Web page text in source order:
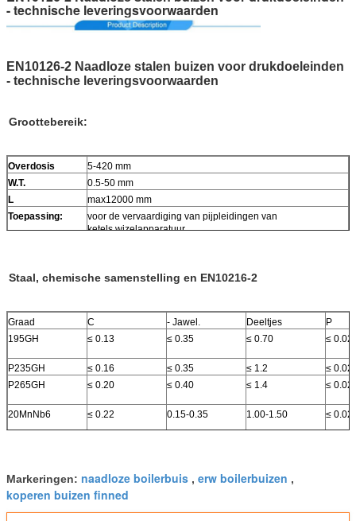
- technische leveringsvoorwaarden
EN10126-2 Naadloze stalen buizen voor drukdoeleinden
- technische leveringsvoorwaarden
Groottebereik:
Overdosis
5-420 mm
W.T.
0.5-50 mm
L
max12000 mm
Toepassing:
voor de vervaardiging van pijpleidingen van
ketels,wizelapparatuur
Staal, chemische samenstelling en EN10216-2
Graad C - Jawel. Deeltjes
P
195GH
≤ 0.13 ≤ 0.35 ≤ 0.70 ≤
P235GH ≤ 0.16 ≤ 0.35 ≤ 1.2
≤
P265GH
≤ 0.20 ≤ 0.40 ≤ 1.4 ≤
20MnNb6 ≤ 0.22 0.15-0.35 1.00-1.50 ≤
Markeringen: naadloze boilerbuis , erw boilerbuizen ,
koperen buizen finned